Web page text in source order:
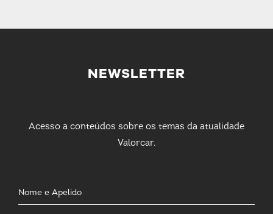
NEWSLETTER
Acesso a conteúdos sobre os temas da atualidade
Valorcar.